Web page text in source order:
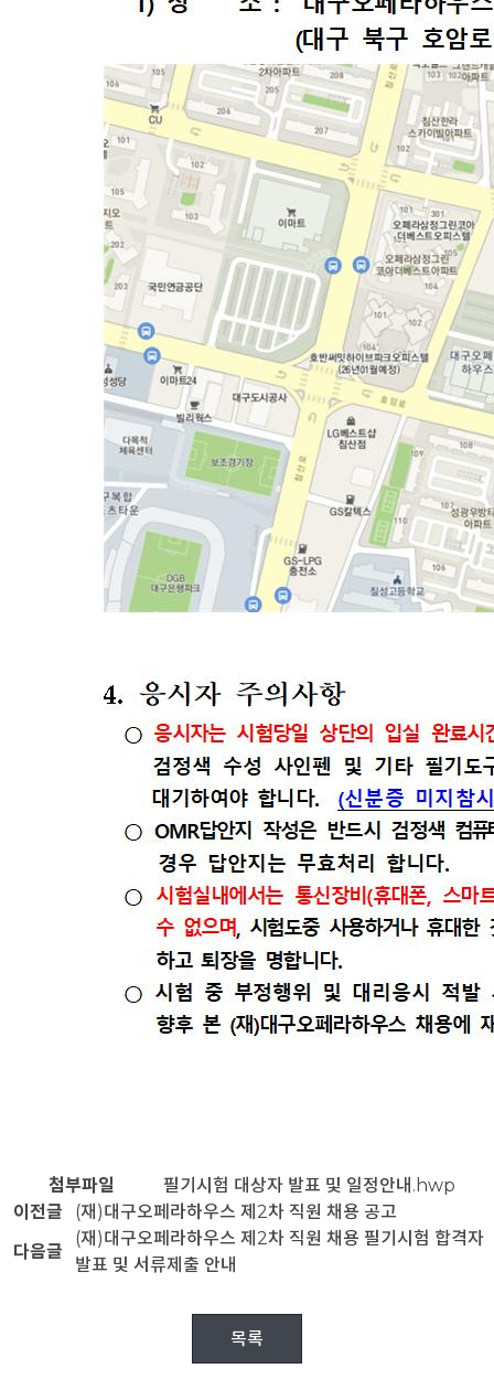
첨부파일
필기시험 대상자 발표 및 일정안내.hwp
이전글
(재)대구오페라하우스 제2차 직원 채용 공고
다음글
(재)대구오페라하우스 제2차 직원 채용 필기시험 합격자
발표 및 서류제출 안내
목록